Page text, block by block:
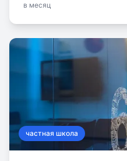
европейской мебелью.
в месяц
частная школа